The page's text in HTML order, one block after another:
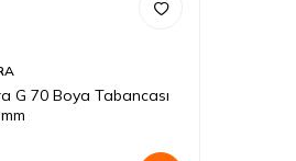
G 70 Boya Tabancası